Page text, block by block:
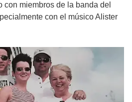
con miembros de la banda del
con el músico Alister